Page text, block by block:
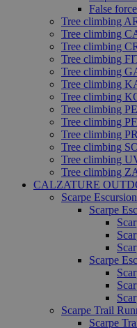
False
Tree climbing
Tree climbing
Tree climbing
Tree climbing
Tree climbing
Tree climbing
Tree climbing
Tree climbing
Tree climbing
Tree climbing
Tree climbing
Tree climbing
Tree climbing
CALZATURE
Scarpe
Scarpe
Scarpe
Scarpe Trail
Scarpe